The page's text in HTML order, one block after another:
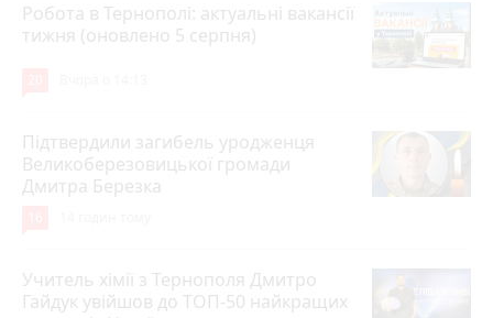
Робота в Тернополі: актуальні вакансії
тижня (оновлено 5 серпня)
Підтвердили загибель уродженця
Великоберезовицької громади
Дмитра Березка
Учитель хімії з Тернополя Дмитро
Гайдук увійшов до ТОП-50 найкращих